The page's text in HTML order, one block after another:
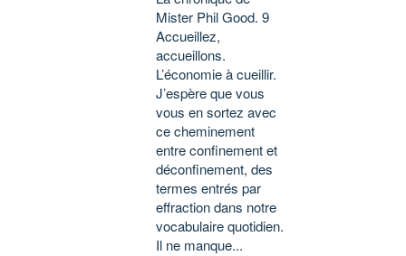
Mister Phil Good. 9
Accueillez,
accueillons.
L’économie à cueillir.
J’espère que vous
vous en sortez avec
ce cheminement
entre confinement et
déconfinement, des
termes entrés par
effraction dans notre
vocabulaire quotidien.
Il ne manque...